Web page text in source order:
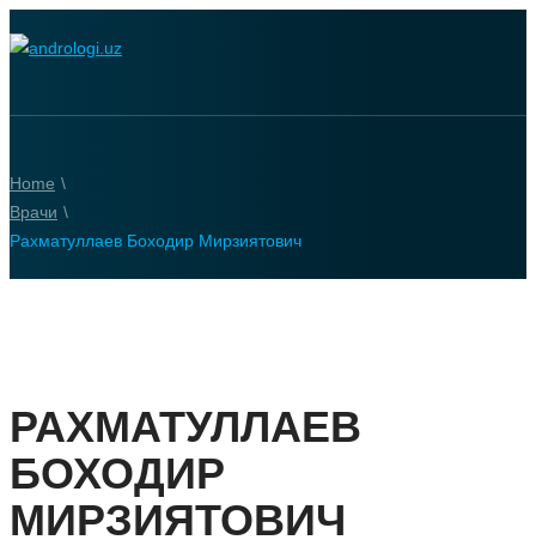
Home \
Врачи \
Рахматуллаев Боходир Мирзиятович
РАХМАТУЛЛАЕВ
БОХОДИР
МИРЗИЯТОВИЧ